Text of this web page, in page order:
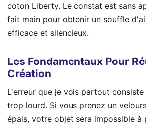
coton Liberty. Le constat est sans
fait main pour obtenir un souffle
efficace et silencieux.
Les Fondamentaux Pour
Création
L'erreur que je vois partout
trop lourd. Si vous prenez un
épais, votre objet sera impossible à